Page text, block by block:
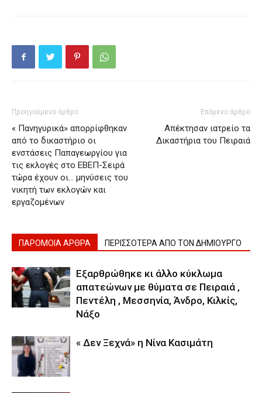
Προηγούμενο άρθρο
« Πανηγυρικά» απορρίφθηκαν
από το δικαστήριο οι
ενστάσεις Παπαγεωργίου για
τις εκλογές στο ΕΒΕΠ-Σειρά
τώρα έχουν οι… μηνύσεις του
νικητή των εκλογών και
εργαζομένων
Επόμενο άρθρο
Απέκτησαν ιατρείο τα
Δικαστήρια του Πειραιά
ΠΑΡΟΜΟΙΑ ΑΡΘΡΑ ΠΕΡΙΣΣΟΤΕΡΑ ΑΠΟ ΤΟΝ ΔΗΜΙΟΥΡΓΟ
Εξαρθρώθηκε κι άλλο κύκλωμα
απατεώνων με θύματα σε Πειραιά ,
Πεντέλη , Μεσσηνία, Άνδρο, Κιλκίς,
Νάξο
« Δεν Ξεχνά» η Νίνα Κασιμάτη